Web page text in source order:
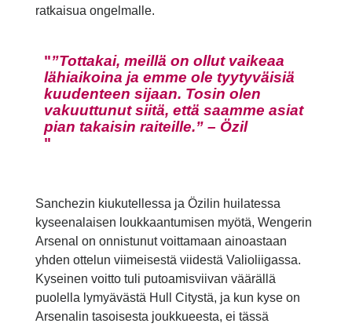
ratkaisua ongelmalle.
”Tottakai, meillä on ollut vaikeaa
lähiaikoina ja emme ole tyytyväisiä
kuudenteen sijaan. Tosin olen
vakuuttunut siitä, että saamme asiat
pian takaisin raiteille.” – Özil
Sanchezin kiukutellessa ja Özilin huilatessa
kyseenalaisen loukkaantumisen myötä, Wengerin
Arsenal on onnistunut voittamaan ainoastaan
yhden ottelun viimeisestä viidestä Valioliigassa.
Kyseinen voitto tuli putoamisviivan väärällä
puolella lymyävästä Hull Citystä, ja kun kyse on
Arsenalin tasoisesta joukkueesta, ei tässä